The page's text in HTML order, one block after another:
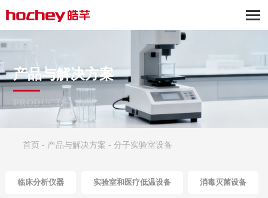
产品与解决方案
PRODUCTS
首页 - 产品与解决方案 - 分子实验室设备
临床分析仪器 实验室和医疗低温设备 消毒灭菌设备